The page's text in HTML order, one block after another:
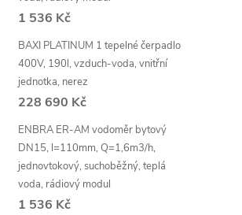
1 536 Kč
BAXI PLATINUM 1 tepelné čerpadlo
400V, 190l, vzduch-voda, vnitřní
jednotka, nerez
228 690 Kč
ENBRA ER-AM vodoměr bytový
DN15, l=110mm, Q=1,6m3/h,
jednovtokový, suchoběžný, teplá
voda, rádiový modul
1 536 Kč